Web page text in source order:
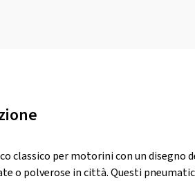
classico per motorini con un disegno
o polverose in città. Questi